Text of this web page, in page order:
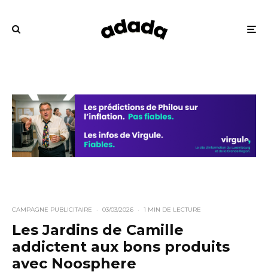
CAMPAGNE PUBLICITAIRE · 03/03/2026 · 1 MIN DE LECTURE
Les Jardins de Camille
addictent aux bons produits
avec Noosphere